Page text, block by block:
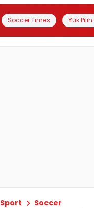
Soccer Times Yuk Pilih
Sport Soccer